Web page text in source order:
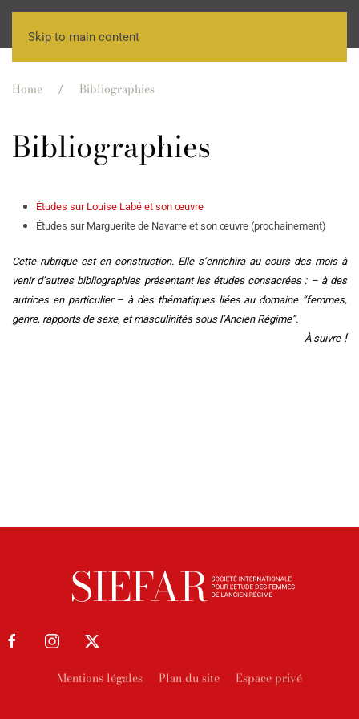
Skip to main content
Home Bibliographies
Bibliographies
Études sur Louise Labé et son œuvre
Études sur Marguerite de Navarre et son œuvre (prochainement)
Cette rubrique est en construction. Elle s’enrichira au cours des mois à
venir d’autres bibliographies présentant les études consacrées : – à des
autrices en particulier– à des thématiques liées au domaine “femmes,
genre, rapports de sexe, et masculinités sous l’Ancien Régime”.
À suivre!
Mentions légales Plan du site Espace privé